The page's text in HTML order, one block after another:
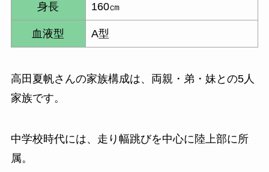
身長 160㎝
血液型 A型
高田夏帆さんの家族構成は、両親・弟・妹との5人
家族です。
中学校時代には、走り幅跳びを中心に陸上部に所
属。